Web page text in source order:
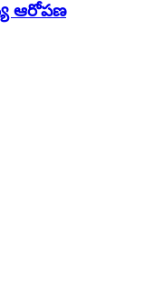
ఆరోపణ